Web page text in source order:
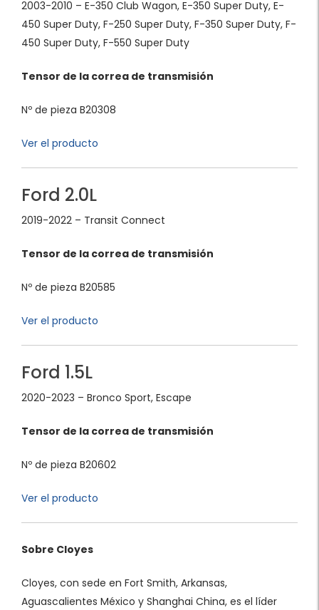
2003-2010 – E-350 Club Wagon, E-350 Super Duty, E-
450 Super Duty, F-250 Super Duty, F-350 Super Duty, F-
450 Super Duty, F-550 Super Duty
Tensor de la correa de transmisión
Nº de pieza B20308
Ver el producto
Ford 2.0L
2019-2022 – Transit Connect
Tensor de la correa de transmisión
Nº de pieza B20585
Ver el producto
Ford 1.5L
2020-2023 – Bronco Sport, Escape
Tensor de la correa de transmisión
Nº de pieza B20602
Ver el producto
Sobre Cloyes
Cloyes, con sede en Fort Smith, Arkansas,
Aguascalientes México y Shanghai China, es el líder